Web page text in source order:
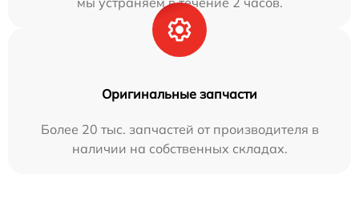
Оригинальные запчасти
Более 20 тыс. запчастей от производителя в
наличии на собственных складах.